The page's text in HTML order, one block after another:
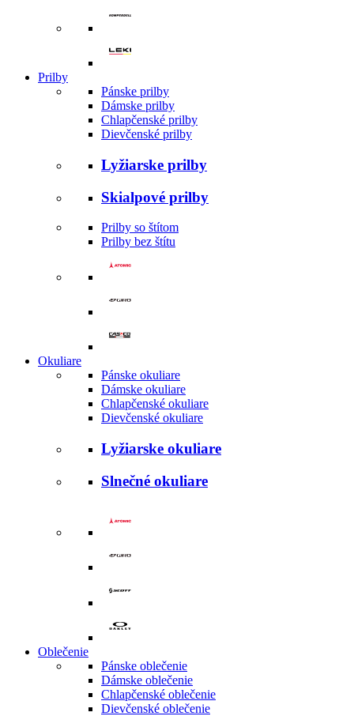
Prilby
Pánske prilby
Dámske prilby
Chlapčenské prilby
Dievčenské prilby
Lyžiarske prilby
Skialpové prilby
Prilby so štítom
Prilby bez štítu
Okuliare
Pánske okuliare
Dámske okuliare
Chlapčenské okuliare
Dievčenské okuliare
Lyžiarske okuliare
Slnečné okuliare
Oblečenie
Pánske oblečenie
Dámske oblečenie
Chlapčenské oblečenie
Dievčenské oblečenie